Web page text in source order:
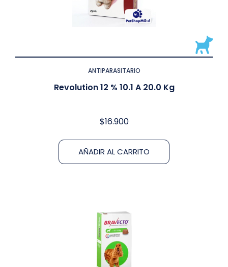
ANTIPARASITARIO
Revolution 12 % 10.1 A 20.0 Kg
$16.900
AÑADIR AL CARRITO